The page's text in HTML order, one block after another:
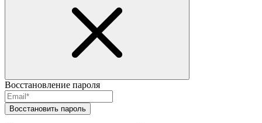
Восстановление пароля
Восстановить пароль